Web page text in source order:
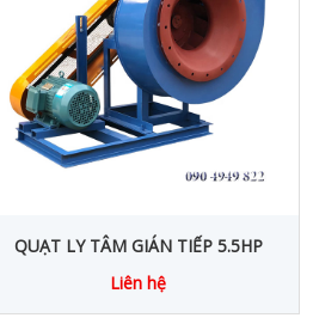
QUẠT LY TÂM GIÁN TIẾP 5.5HP
Liên hệ